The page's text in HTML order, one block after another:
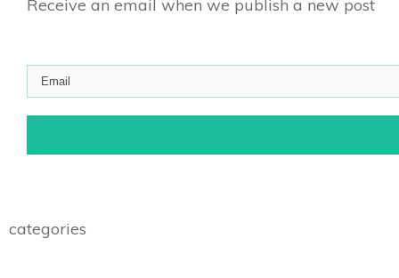
Receive an email when we publish a new post
categories